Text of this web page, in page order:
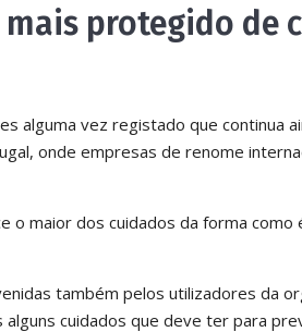
mais protegido de
alguma vez registado que continua
onde empresas de renome
o maior dos cuidados da forma como
também pelos utilizadores da
cuidados que deve ter para